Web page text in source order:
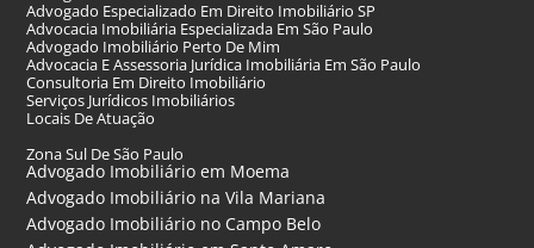
Advogado Especializado Em Direito Imobiliário SP
Advocacia Imobiliária Especializada Em São Paulo
Advogado Imobiliário Perto De Mim
Advocacia E Assessoria Jurídica Imobiliária Em São Paulo
Consultoria Em Direito Imobiliário
Serviços Jurídicos Imobiliários
Locais De Atuação
Zona Sul De São Paulo
Advogado Imobiliário em Moema
Advogado Imobiliário na Vila Mariana
Advogado Imobiliário no Campo Belo